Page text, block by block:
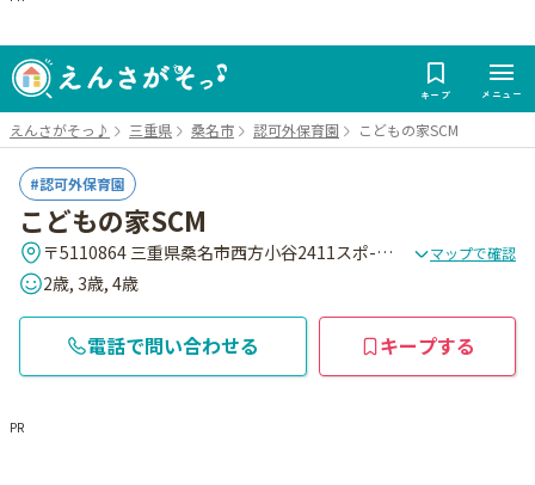
キープ メニュー
えんさがそっ♪ 三重県 桑名市 認可外保育園 こどもの家SCM
認可外保育園
こどもの家SCM
〒5110864 三重県桑名市西方小谷2411スポ-ツマジックKUWANA内 マップで確認
2歳, 3歳, 4歳
電話で問い合わせる キープする
PR